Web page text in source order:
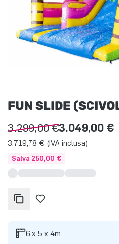
FUN SLIDE
3.299,00 €3.049,00 €
3.719,78 € (IVA inclusa)
Salva 250,00 €
6 x 5 x 4m